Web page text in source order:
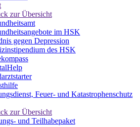
zur Übersicht
im HSK
gegen Depression
des HSK
Feuer- und Katastrophenschutz
zur Übersicht
und Teilhabepaket